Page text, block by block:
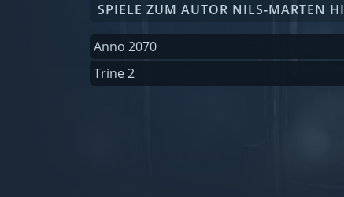
SPIELE ZUM AUTOR NILS-MARTEN
Anno 2070
Trine 2